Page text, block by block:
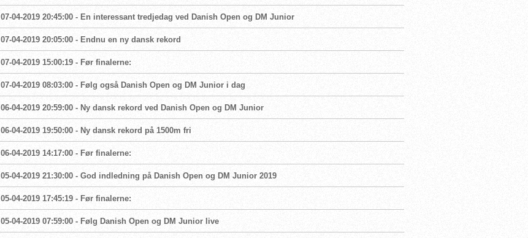
07-04-2019 20:45:00 - En interessant tredjedag ved Danish Open og DM Junior
07-04-2019 20:05:00 - Endnu en ny dansk rekord
07-04-2019 15:00:19 - Før finalerne:
07-04-2019 08:03:00 - Følg også Danish Open og DM Junior i dag
06-04-2019 20:59:00 - Ny dansk rekord ved Danish Open og DM Junior
06-04-2019 19:50:00 - Ny dansk rekord på 1500m fri
06-04-2019 14:17:00 - Før finalerne:
05-04-2019 21:30:00 - God indledning på Danish Open og DM Junior 2019
05-04-2019 17:45:19 - Før finalerne:
05-04-2019 07:59:00 - Følg Danish Open og DM Junior live